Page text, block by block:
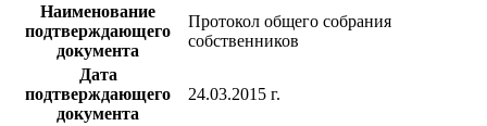
Наименование
подтверждающего
документа
Протокол общего собрания
собственников
Дата
подтверждающего
документа
24.03.2015 г.